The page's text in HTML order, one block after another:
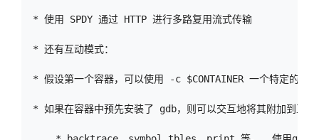
* 使用 SPDY 通过 HTTP 进行多路复用流式传输
* 还有互动模式：
* 假设第一个容器，可以使用 -c $CONTAINER 一个特定的。
* 如果在容器中预先安装了 gdb，则可以交互地将其附加到正在